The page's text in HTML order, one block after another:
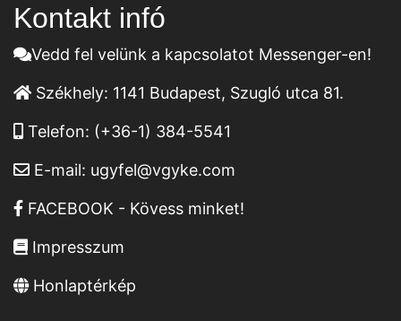
Kontakt infó
Vedd fel velünk a kapcsolatot Messenger-en!
Székhely: 1141 Budapest, Szugló utca 81.
Telefon: (+36-1) 384-5541
E-mail: ugyfel@vgyke.com
FACEBOOK - Kövess minket!
Impresszum
Honlaptérkép